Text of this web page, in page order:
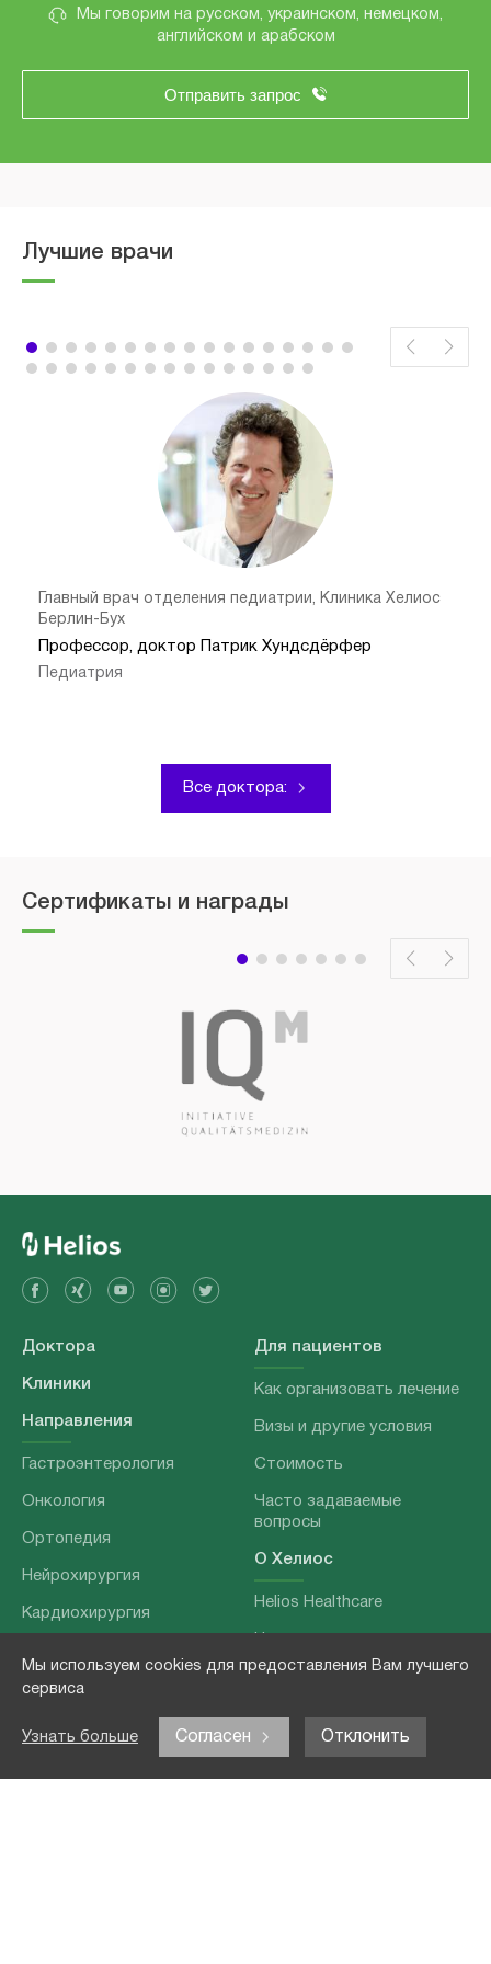
Мы используем cookies для предоставления Вам лучшего
сервиса
Узнать больше Согласен Отклонить
Мы говорим на русском, украинском, немецком,
английском и арабском
Отправить запрос
Лучшие врачи
Главный врач отделения педиатрии, Клиника Хелиос
Берлин-Бух
Профессор, доктор Патрик Хундсдёрфер
Педиатрия
Все доктора:
Сертификаты и награды
Доктора
Клиники
Направления
Гастроэнтерология
Онкология
Ортопедия
Нейрохирургия
Кардиохирургия
Хирургия позвоночника
Для пациентов
Как организовать лечение
Визы и другие условия
Стоимость
Часто задаваемые
вопросы
О Хелиос
Helios Healthcare
О нашей команде
Выходные данные